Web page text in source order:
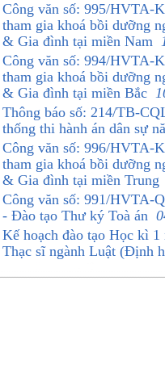
Công văn số: 995/HVTA-
tham gia khoá bồi dưỡng
& Gia đình tại miền Nam
Công văn số: 994/HVTA-
tham gia khoá bồi dưỡng
& Gia đình tại miền Bắc
Thông báo số: 214/TB-
thống thi hành án dân sự
Công văn số: 996/HVTA-
tham gia khoá bồi dưỡng
& Gia đình tại miền
Công văn số: 991/HVTA-
- Đào tạo Thư ký Toà án
Kế hoạch đào tạo Học kì
Thạc sĩ ngành Luật (Định